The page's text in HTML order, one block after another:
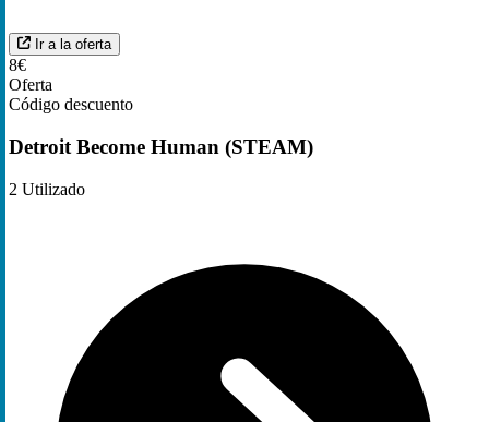
Ir a la oferta
8€
Oferta
Código descuento
Detroit Become Human (STEAM)
2 Utilizado